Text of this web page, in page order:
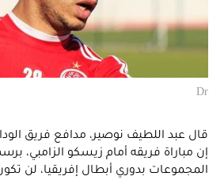
Dr
قال عبد اللطيف نوصير، مدافع فريق
إن مباراة فريقه أمام زيسكو الزامبي،
المجموعات بدوري أبطال إفريقيا، لن